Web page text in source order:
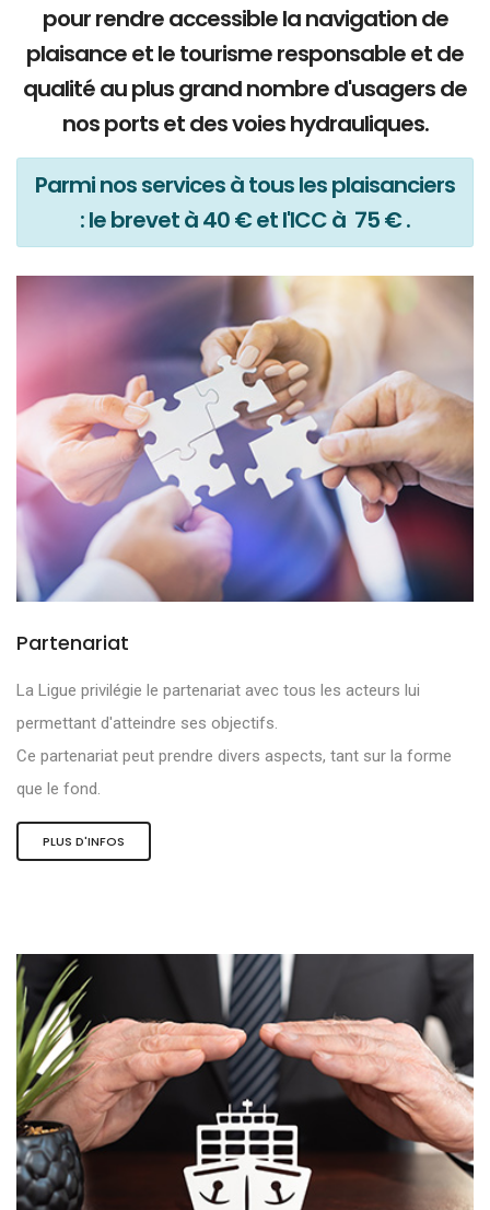
pour rendre accessible la navigation de
plaisance et le tourisme responsable et de
qualité au plus grand nombre d'usagers de
nos ports et des voies hydrauliques.
Parmi nos services à tous les plaisanciers
: le brevet à 40 € et l'ICC à 75 € .
Partenariat
La Ligue privilégie le partenariat avec tous les acteurs lui
permettant d'atteindre ses objectifs.
Ce partenariat peut prendre divers aspects, tant sur la forme
que le fond.
PLUS D'INFOS